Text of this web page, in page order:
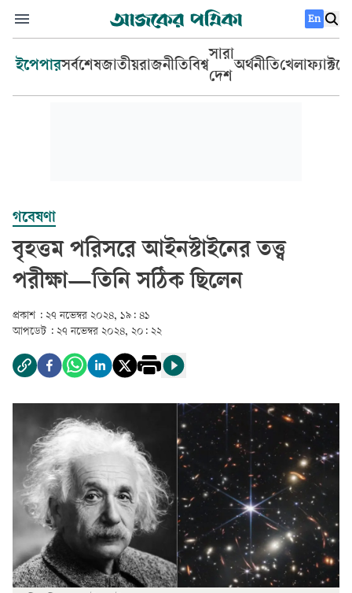
En
ইপেপারসর্বশেষজাতীয়রাজনীতিবিশ্ব
সারা
দেশ
অর্থনীতিখেলা
গবেষণা
বৃহত্তম পরিসরে আইনস্টাইনের তত্ত্ব
পরীক্ষা—তিনি সঠিক ছিলেন
প্রকাশ : ২৭ নভেম্বর ২০২৪, ১৯: ৪১
আপডেট : ২৭ নভেম্বর ২০২৪, ২০: ২২